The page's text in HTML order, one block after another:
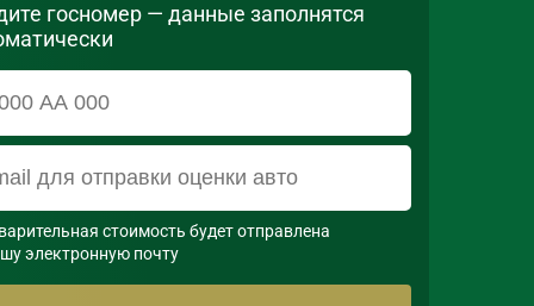
госномер — данные заполнятся
стоимость будет отправлена
электронную почту